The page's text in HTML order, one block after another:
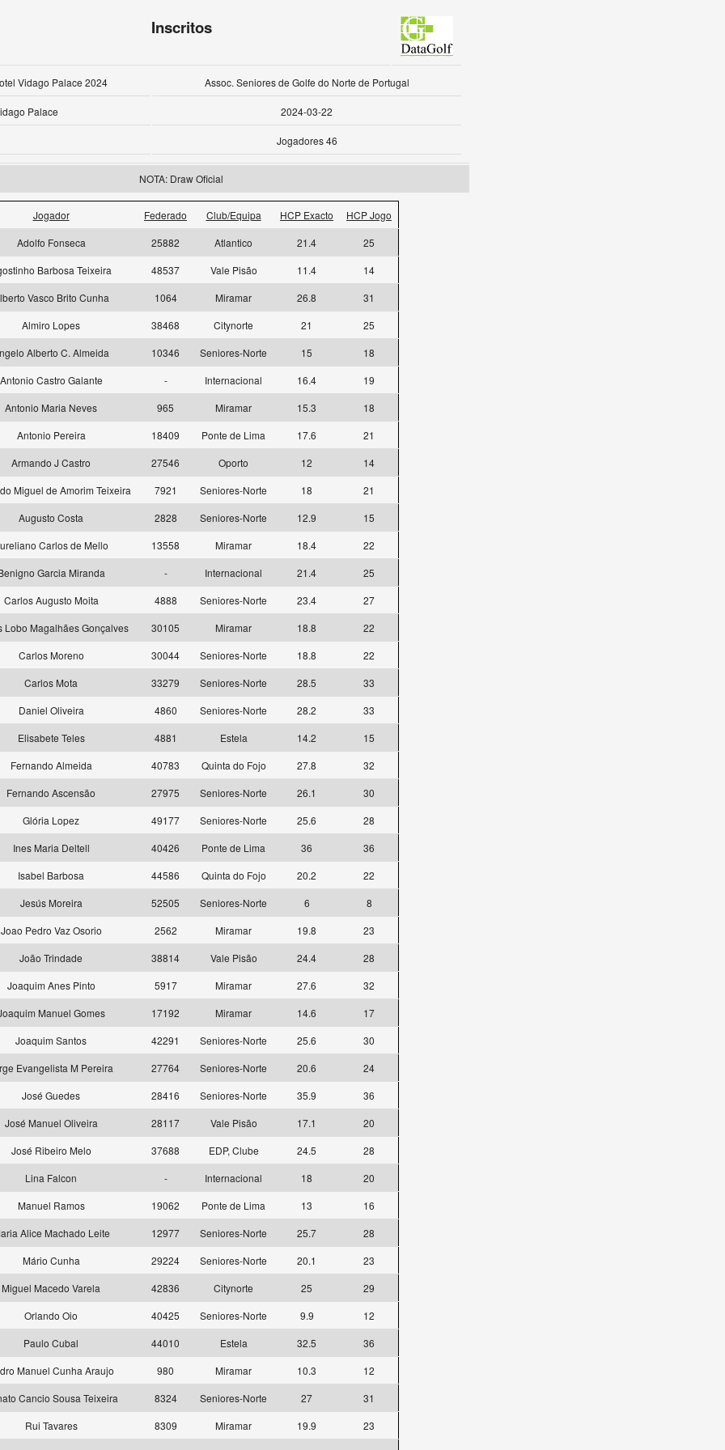
Inscritos
Vidago Palace 2024 Assoc. Seniores de Golfe do Norte de Portugal
Palace 2024-03-22
Jogadores 46
NOTA: Draw Oficial
Jogador Federado Club/Equipa HCP Exacto
HCP Jogo
Adolfo Fonseca
25882 Atlantico 21.4
25
Barbosa Teixeira
48537 Vale Pisão 11.4
14
Vasco Brito Cunha
1064 Miramar 26.8
31
Almiro Lopes
38468 Citynorte 21
25
Alberto C. Almeida
10346 Seniores-Norte 15
18
Antonio Castro Galante
- Internacional 16.4
19
Antonio Maria Neves
965 Miramar 15.3
18
Antonio Pereira
18409 Ponte de Lima 17.6
21
Armando J Castro
27546 Oporto 12
14
Miguel de Amorim Teixeira
7921 Seniores-Norte 18
21
Augusto Costa
2828 Seniores-Norte 12.9
15
Carlos de Mello
13558 Miramar 18.4
22
Garcia Miranda
- Internacional 21.4
25
Carlos Augusto Moita
4888 Seniores-Norte 23.4
27
Lobo Magalhães Gonçalves
30105 Miramar 18.8
22
Carlos Moreno
30044 Seniores-Norte 18.8
22
Carlos Mota
33279 Seniores-Norte 28.5
33
Daniel Oliveira
4860 Seniores-Norte 28.2
33
Elisabete Teles
4881 Estela 14.2
15
Fernando Almeida
40783 Quinta do Fojo 27.8
32
Fernando Ascensão
27975 Seniores-Norte 26.1
30
Glória Lopez
49177 Seniores-Norte 25.6
28
Ines Maria Deltell
40426 Ponte de Lima 36
36
Isabel Barbosa
44586 Quinta do Fojo 20.2
22
Jesús Moreira
52505 Seniores-Norte 6
8
Joao Pedro Vaz Osorio
2562 Miramar 19.8
23
João Trindade
38814 Vale Pisão 24.4
28
Joaquim Anes Pinto
5917 Miramar 27.6
32
Manuel Gomes
17192 Miramar 14.6
17
Joaquim Santos
42291 Seniores-Norte 25.6
30
Evangelista M Pereira
27764 Seniores-Norte 20.6
24
José Guedes
28416 Seniores-Norte 35.9
36
José Manuel Oliveira
28117 Vale Pisão 17.1
20
José Ribeiro Melo
37688 EDP, Clube 24.5
28
Lina Falcon
- Internacional 18
20
Manuel Ramos
19062 Ponte de Lima 13
16
Alice Machado Leite
12977 Seniores-Norte 25.7
28
Mário Cunha
29224 Seniores-Norte 20.1
23
Miguel Macedo Varela
42836 Citynorte 25
29
Orlando Oio
40425 Seniores-Norte 9.9
12
Paulo Cubal
44010 Estela 32.5
36
Manuel Cunha Araujo
980 Miramar 10.3
12
Cancio Sousa Teixeira
8324 Seniores-Norte 27
31
Rui Tavares
8309 Miramar 19.9
23